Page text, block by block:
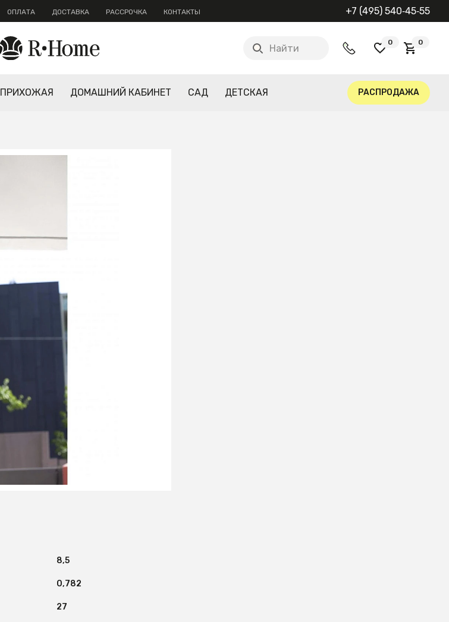
ОПЛАТА ДОСТАВКА РАССРОЧКА КОНТАКТЫ +7 (495) 540‑45‑55
Найти
0 0
ПРИХОЖАЯ ДОМАШНИЙ КАБИНЕТ САД ДЕТСКАЯ РАСПРОДАЖА
8,5
0,782
27